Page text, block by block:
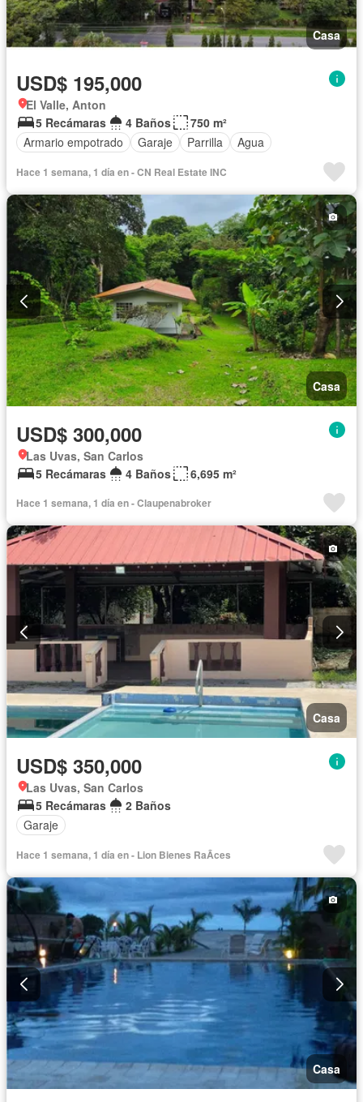
Casa
USD$ 195,000
El Valle, Anton
5 Recámaras
4 Baños
750 m²
Armario empotrado
Garaje Parrilla Agua
Hace 1 semana, 1 día en - CN Real Estate INC
Casa
USD$ 300,000
Las Uvas, San Carlos
5 Recámaras
4 Baños 6,695 m²
Hace 1 semana, 1 día en - Claupenabroker
Casa
USD$ 350,000
Las Uvas, San Carlos
5 Recámaras
2 Baños
Garaje
Hace 1 semana, 1 día en - Lion Bienes RaÃ­ces
Casa